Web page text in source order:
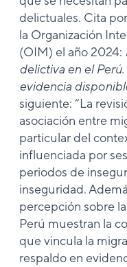
delictuales. Cita
la Organización
(OIM) el año 2024:
delictiva en el
evidencia
siguiente: “La
asociación entre
particular del
influenciada por
periodos de
inseguridad.
percepción sobre
Perú muestran la
que vincula la
respaldo en